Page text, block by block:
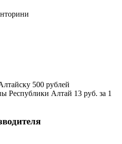
500 рублей
Республики Алтай 13 руб. за 1